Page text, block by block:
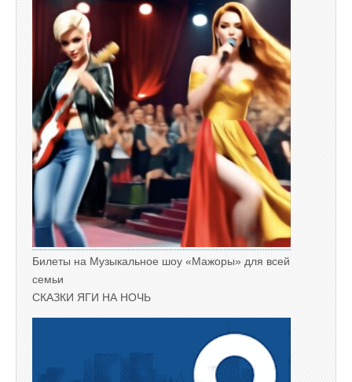
Билеты на Музыкальное шоу «Мажоры» для всей
семьи
СКАЗКИ ЯГИ НА НОЧЬ